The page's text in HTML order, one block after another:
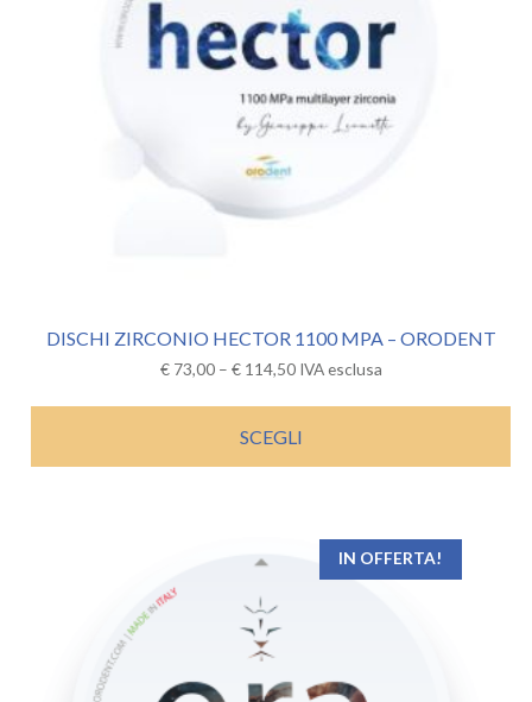
DISCHI ZIRCONIO HECTOR 1100 MPA – ORODENT
€73,00– €114,50 IVA esclusa
SCEGLI
IN OFFERTA!